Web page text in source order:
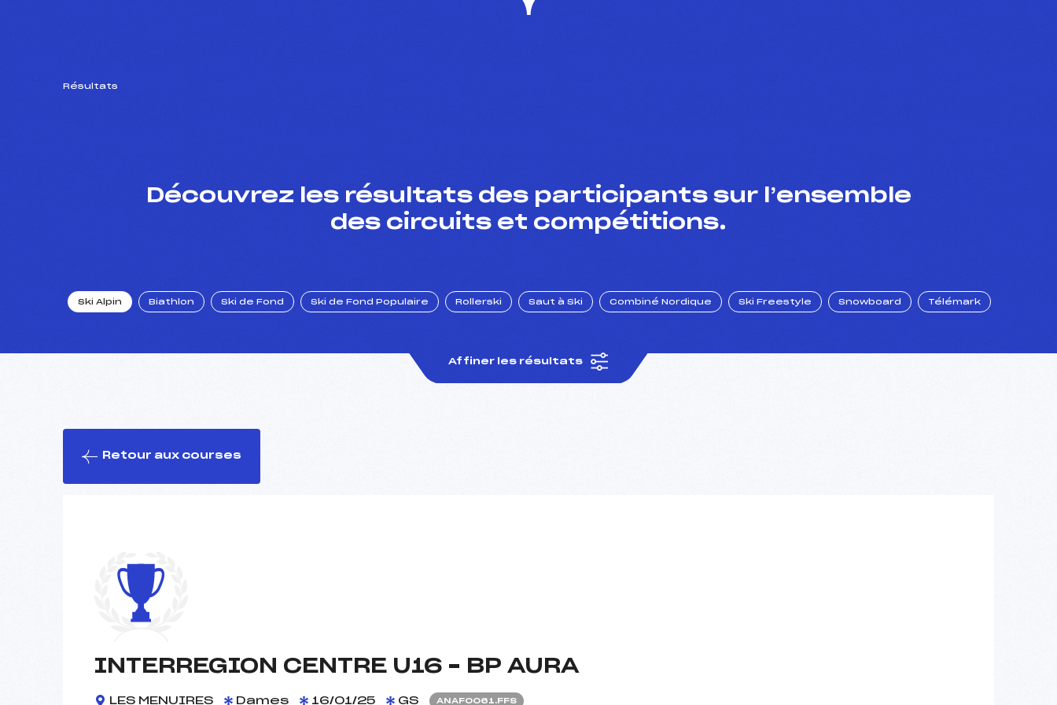
Résultats
Découvrez les résultats des participants sur l’ensemble
des circuits et compétitions.
Ski Alpin Biathlon Ski de Fond Ski de Fond Populaire Rollerski Saut à Ski Combiné Nordique Ski Freestyle Snowboard Télémark
Affiner les résultats
Retour aux courses
INTERREGION CENTRE U16 – BP AURA
LES MENUIRES Dames 16/01/25 GS ANAF0061.FFS